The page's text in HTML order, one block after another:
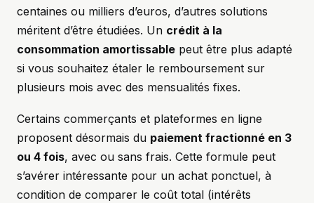
centaines ou milliers d’euros, d’autres solutions
méritent d’être étudiées. Un crédit à la
consommation amortissable peut être plus adapté
si vous souhaitez étaler le remboursement sur
plusieurs mois avec des mensualités fixes.
Certains commerçants et plateformes en ligne
proposent désormais du paiement fractionné en 3
ou 4 fois, avec ou sans frais. Cette formule peut
s’avérer intéressante pour un achat ponctuel, à
condition de comparer le coût total (intérêts